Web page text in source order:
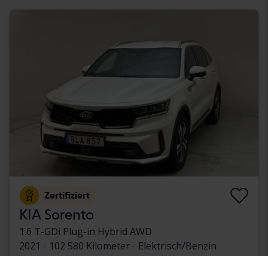
Zertifiziert
KIA Sorento
1.6 T-GDi Plug-in Hybrid AWD
2021
102 580 Kilometer
Elektrisch/Benzin